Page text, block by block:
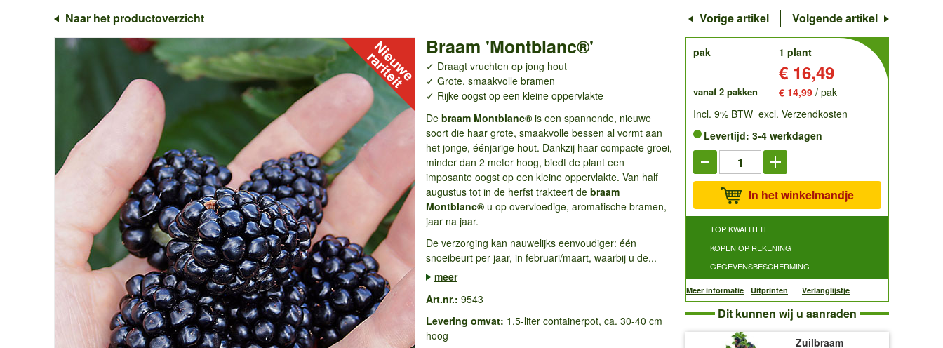
Naar het productoverzicht Vorige artikel Volgende artikel
Braam 'Montblanc®'
✓ Draagt vruchten op jong hout
✓ Grote, smaakvolle bramen
✓ Rijke oogst op een kleine oppervlakte
De braam Montblanc®is een spannende, nieuwe
soort die haar grote, smaakvolle bessen al vormt aan
het jonge, éénjarige hout. Dankzij haar compacte groei,
minder dan 2 meter hoog, biedt de plant een
imposante oogst op een kleine oppervlakte. Van half
augustus tot in de herfst trakteert de braam
Montblanc® u op overvloedige, aromatische bramen,
jaar na jaar.
De verzorging kan nauwelijks eenvoudiger: één
snoeibeurt per jaar, in februari/maart, waarbij u de...
meer
Art.nr.: 9543
Levering omvat: 1,5-liter containerpot, ca. 30-40 cm
hoog
order
pak
1 plant
€ 16,49
vanaf 2 pakken € 14,99 / pak
Incl. 9% BTW excl. Verzendkosten
Levertijd: 3-4 werkdagen
In het winkelmandje
TOP KWALITEIT
KOPEN OP REKENING
GEGEVENSBESCHERMING
Meer informatie Uitprinten Verlanglijstje
Dit kunnen wij u aanraden
Zuilbraam